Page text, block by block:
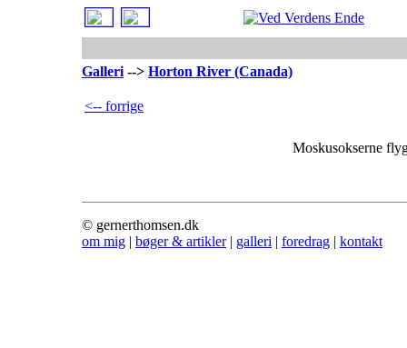
Galleri --> Horton River (Canada)
<-- forrige
Moskusokserne
© gernerthomsen.dk
om mig | bøger & artikler| galleri | foredrag | kontakt